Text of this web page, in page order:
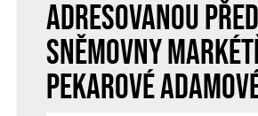
adresovanou
Sněmovny
Pekarové